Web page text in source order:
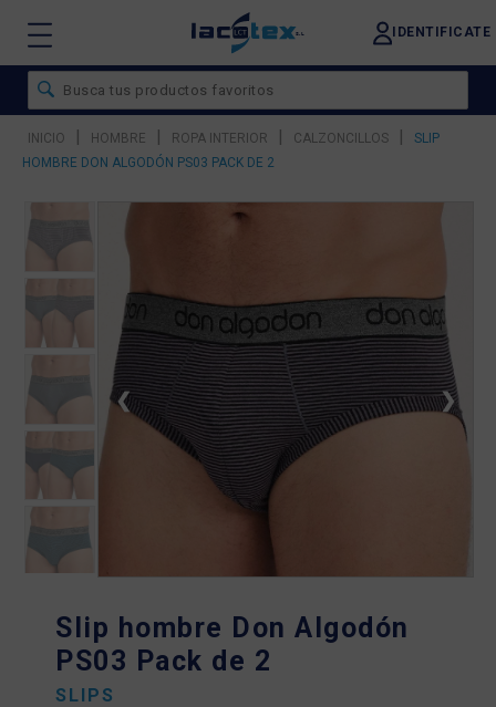
IDENTIFICATE
INICIO | HOMBRE | ROPA INTERIOR | CALZONCILLOS |
SLIP
HOMBRE DON ALGODÓN PS03 PACK DE 2
❮ ❯
Slip hombre Don Algodón
PS03 Pack de 2
SLIPS